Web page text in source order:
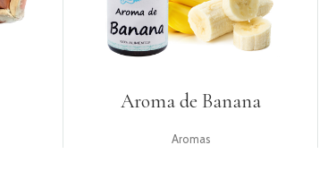
Aroma de Banana
Aromas